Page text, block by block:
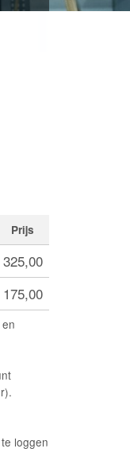
Prijs
loggen